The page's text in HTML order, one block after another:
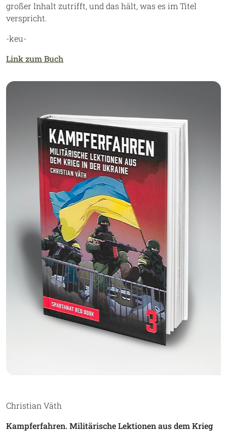
großer Inhalt zutrifft, und das hält, was es im Titel
verspricht.
-keu-
Link zum Buch
Christian Väth
Kampferfahren. Militärische Lektionen aus dem Krieg